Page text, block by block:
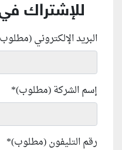
للإشتراك في
البريد الإلكتروني
إسم الشركة (مطلوب)*
رقم التليفون (مطلوب)*